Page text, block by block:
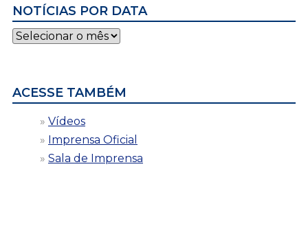
NOTÍCIAS POR DATA
Notícias
por
ACESSE TAMBÉM
Vídeos
Imprensa Oficial
Sala de Imprensa